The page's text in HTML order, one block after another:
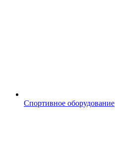
Спортивное оборудование